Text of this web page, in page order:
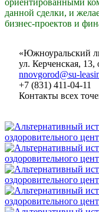
данной сделки, и
бизнес-проектов и
«Южноуральский
ул. Керченская, 13,
nnovgorod@su-
+7 (831) 411-04-11
Контакты всех